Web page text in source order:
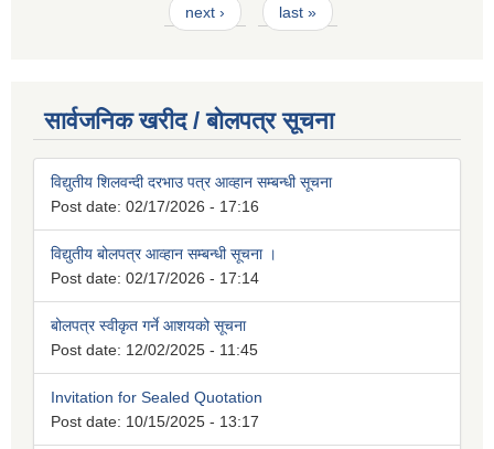
next › last »
सार्वजनिक खरीद / बोलपत्र सूचना
विद्युतीय शिलवन्दी दरभाउ पत्र आव्हान सम्बन्धी सूचना
Post date: 02/17/2026 - 17:16
विद्युतीय बोलपत्र आव्हान सम्बन्धी सूचना ।
Post date: 02/17/2026 - 17:14
बोलपत्र स्वीकृत गर्ने आशयको सूचना
Post date: 12/02/2025 - 11:45
Invitation for Sealed Quotation
Post date: 10/15/2025 - 13:17